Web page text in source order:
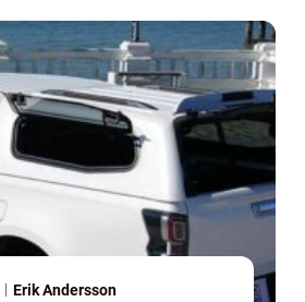
Erik Andersson